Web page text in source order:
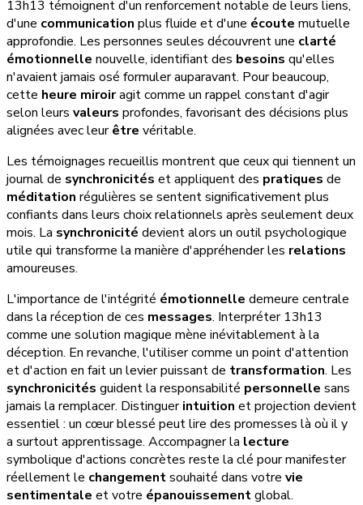
13h13 témoignent d'un renforcement notable de leurs liens,
d'une communication plus fluide et d'une écoute mutuelle
approfondie. Les personnes seules découvrent une clarté
émotionnelle nouvelle, identifiant des besoins qu'elles
n'avaient jamais osé formuler auparavant. Pour beaucoup,
cette heure miroiragit comme un rappel constant d'agir
selon leurs valeurs profondes, favorisant des décisions plus
alignées avec leurêtre véritable.
Les témoignages recueillis montrent que ceux qui tiennent un
journal de synchronicités et appliquent des pratiques de
méditation régulières se sentent significativement plus
confiants dans leurs choix relationnels après seulement deux
mois. La synchronicité devient alors un outil psychologique
utile qui transforme la manière d'appréhender les relations
amoureuses.
L'importance de l'intégrité émotionnelle demeure centrale
dans la réception de ces messages. Interpréter 13h13
comme une solution magique mène inévitablement à la
déception. En revanche, l'utiliser comme un point d'attention
et d'action en fait un levier puissant de transformation. Les
synchronicités guident la responsabilité personnelle sans
jamais la remplacer. Distinguerintuition et projection devient
essentiel : un cœur blessé peut lire des promesses là où il y
a surtout apprentissage. Accompagner la lecture
symbolique d'actions concrètes reste la clé pour manifester
réellement le changementsouhaité dans votre vie
sentimentale et votre épanouissementglobal.